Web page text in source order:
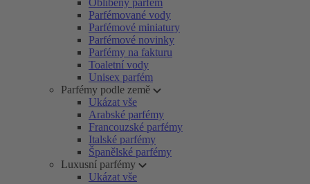
Oblíbený parfém
Parfémované vody
Parfémové miniatury
Parfémové novinky
Parfémy na fakturu
Toaletní vody
Unisex parfém
Parfémy podle země
Ukázat vše
Arabské parfémy
Francouzské parfémy
Italské parfémy
Španělské parfémy
Luxusní parfémy
Ukázat vše